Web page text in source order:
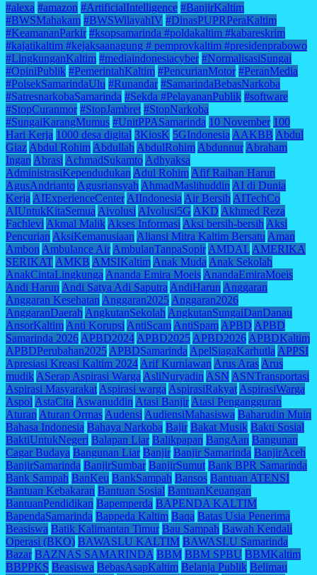
#alexa #amazon #ArtificialIntelligence #BanjirKaltim
#BWSMahakam #BWSWilayahIV #DinasPUPRPeraKaltim
#KeamananParkir #ksopsamarinda #poldakaltim #kabareskrim
#kajatikaltim #kejaksaanagung # pemprovkaltim #presidenprabowo
#LingkunganKaltim #mediaindonesiacyber #NormalisasiSungai
#OpiniPublik #PemerintahKaltim #PencurianMotor #PeranMedia
#PolsekSamarindaUlu #Runandar #SamarindaBebasNarkoba
#SatresnarkobaSamarinda #Sekda #PelayananPublik #software
#StopCuranmor #StopJambret #StopNarkoba
#SungaiKarangMumus #UnitPPASamarinda 10 November 100
Hari Kerja 1000 desa digital 3KiosK 5GIndonesia AAKBB Abdul
Giaz Abdul Rohim Abdullah AbdulRohim Abdunnur Abraham
Ingan Abrasi AchmadSukamto Adhyaksa
AdministrasiKependudukan Adul Rohim Afif Raihan Harun
AgusAndrianto Agusriansyah AhmadMaslihuddin AI di Dunia
Kerja AIExperienceCenter AIIndonesia Air Bersih AITechCo
AIUntukKitaSemua Aivolusi AIvolusi5G AKD Akhmed Reza
Fachlevi Akmal Malik Akses Informasi Aksi bersih-bersih Aksi
Pencurian AksiKemanusiaan Aliansi Mitra Kaltim Bersatu Aman
Ambon Ambulance Air AmbulanTanpaSopir AMDAL AMERIKA
SERIKAT AMKB AMSIKaltim Anak Muda Anak Sekolah
AnakCintaLingkunga Ananda Emira Moeis AnandaEmiraMoeis
Andi Harun Andi Satya Adi Saputra AndiHarun Anggaran
Anggaran Kesehatan Anggaran2025 Anggaran2026
AnggaranDaerah AngkutanSekolah AngkutanSungaiDanDanau
AnsorKaltim Anti Korupsi AntiScam AntiSpam APBD APBD
Samarinda 2026 APBD2024 APBD2025 APBD2026 APBDKaltim
APBDPerubahan2025 APBDSamarinda ApelSiagaKarhutla APPSI
Apresiasi Kreasi Kaltim 2024 Arif Kurniawan Arus Aras Arus
mudik ASerap Aspirasi Warga AsliNuryadin ASN ASNTransportasi
Aspirasi Masyarakat Aspirasi warga AspirasiRakyat AspirasiWarga
Aspol AstaCita Aswanuddin Atasi Banjir Atasi Pengangguran
Aturan Aturan Ormas Audensi AudiensiMahasiswa Baharudin Muin
Bahasa Indonesia Bahaya Narkoba Bajir Bakat Musik Bakti Sosial
BaktiUntukNegeri Balapan Liar Balikpapan BangAan Bangunan
Cagar Budaya Bangunan Liar Banjir Banjir Samarinda BanjirAceh
BanjirSamarinda BanjirSumbar BanjirSumut Bank BPR Samarinda
Bank Sampah BanKeu BankSampah Bansos Bantuan ATENSI
Bantuan Kebakaran Bantuan Sosial BantuanKeuangan
BantuanPendidikan Bapemperda BAPENDA KALTIM
BapendaSamarinda Bappeda Kaltim Baqa Batas Usia Penerima
Beasiswa Batik Kalimantan Timur Bau Sampah Bawah Kendali
Operasi (BKO) BAWASLU KALTIM BAWASLU Samarinda
Bazar BAZNAS SAMARINDA BBM BBM SPBU BBMKaltim
BBPPKS Beasiswa BebasAsapKaltim Belanja Publik Belimau